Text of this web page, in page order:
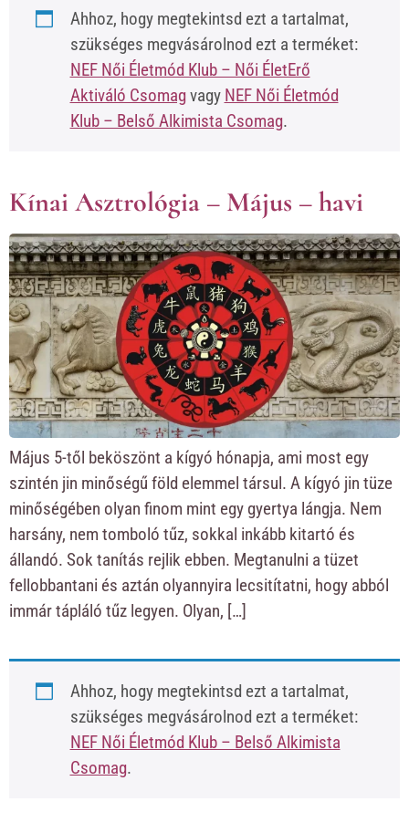
Ahhoz, hogy megtekintsd ezt a tartalmat,
szükséges megvásárolnod ezt a terméket:
NEF Női Életmód Klub – Női ÉletErő
Aktiváló Csomagvagy NEF Női Életmód
Klub – Belső Alkimista Csomag.
Kínai Asztrológia – Május – havi
Május 5-től beköszönt a kígyó hónapja, ami most egy
szintén jin minőségű föld elemmel társul. A kígyó jin tüze
minőségében olyan finom mint egy gyertya lángja. Nem
harsány, nem tomboló tűz, sokkal inkább kitartó és
állandó. Sok tanítás rejlik ebben. Megtanulni a tüzet
fellobbantani és aztán olyannyira lecsitítatni, hogy abból
immár tápláló tűz legyen. Olyan, […]
Ahhoz, hogy megtekintsd ezt a tartalmat,
szükséges megvásárolnod ezt a terméket:
NEF Női Életmód Klub – Belső Alkimista
Csomag.